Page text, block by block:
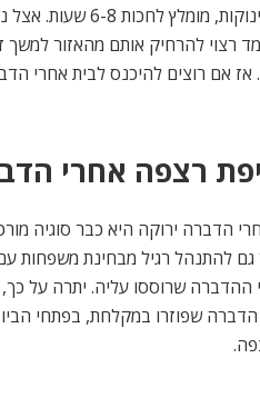
רצוי להרחיק אותם מהאזור
אם רוצים להיכנס לבית אחרי
רצפה אחרי
הדברה ירוקה היא כבר סוגיה
להתנהל רגיל מבחינת משפחות עם
ההדברה שרוססו עליה. יתרה על
שפוזרו במקלחת, בפתחי הביוב